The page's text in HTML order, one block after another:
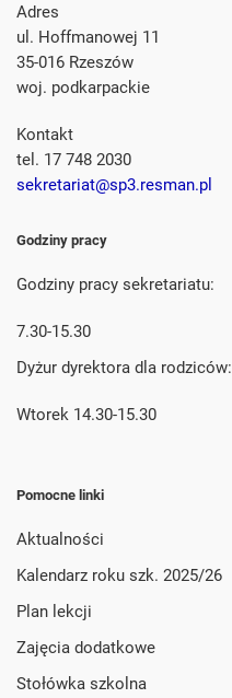
Adres
ul. Hoffmanowej 11
35-016 Rzeszów
woj. podkarpackie
Kontakt
tel. 17 748 2030
sekretariat@sp3.resman.pl
Godziny pracy
Godziny pracy sekretariatu:
7.30-15.30
Dyżur dyrektora dla rodziców:
Wtorek 14.30-15.30
Pomocne linki
Aktualności
Kalendarz roku szk. 2025/26
Plan lekcji
Zajęcia dodatkowe
Stołówka szkolna